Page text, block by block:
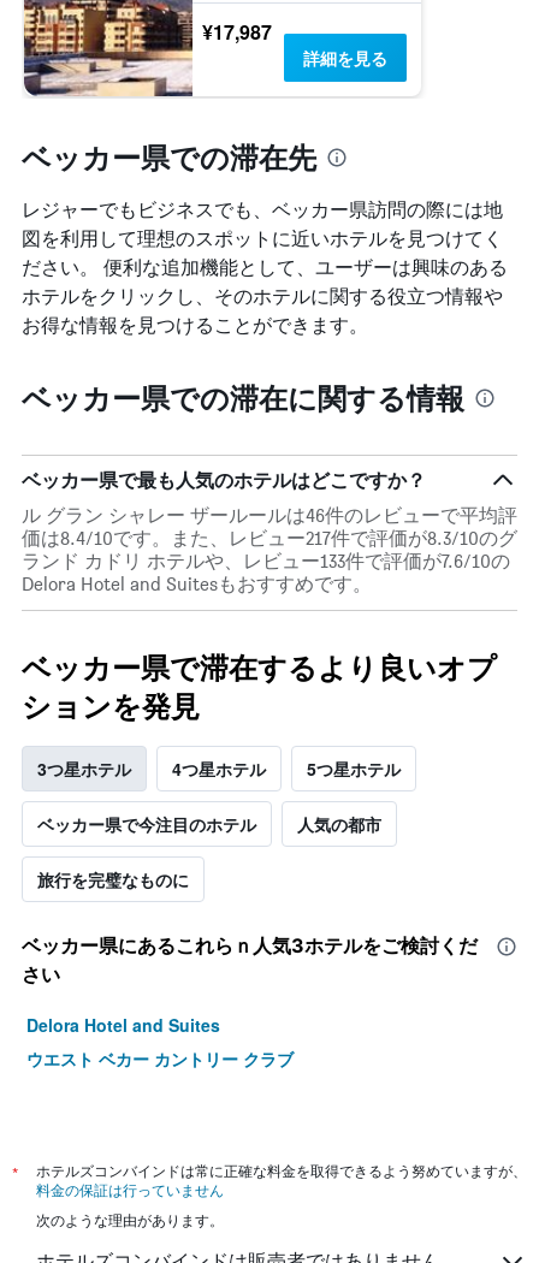
¥17,987
詳細を見る
ベッカー県での滞在先
レジャーでもビジネスでも、ベッカー県​訪問の際には地
図を利用して理想のスポットに近いホテルを見つけてく
ださい。 便利な追加機能として、ユーザーは興味のある
ホテルをクリックし、そのホテルに関する役立つ情報や
お得な情報を見つけることができます。
ベッカー県での滞在に関する情報
ベッカー県で最も人気のホテルはどこですか？
ル グラン シャレー ザールールは46件のレビューで平均評
価は8.4/10です。また、レビュー217件で評価が8.3/10のグ
ランド カドリ ホテルや、レビュー133件で評価が7.6/10の
Delora Hotel and Suitesもおすすめです。
ベッカー県で滞在するより良いオプ
ションを発見
3つ星ホテル 4つ星ホテル 5つ星ホテル
ベッカー県で今注目のホテル 人気の都市
旅行を完璧なものに
ベッカー県​にあるこれらｎ人気3ホテルをご検討くだ
さい
Delora Hotel and Suites
ウエスト ベカー カントリー クラブ
*
ホテルズコンバインドは常に正確な料金を取得できるよう努めていますが、
料金の保証は行っていません
次のような理由があります。